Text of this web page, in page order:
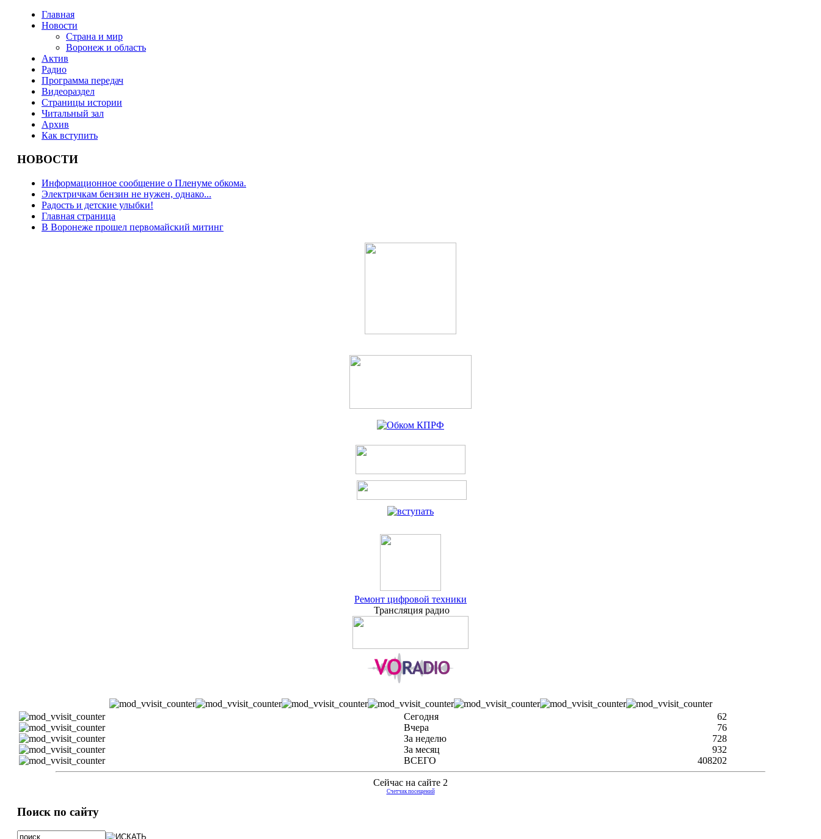
Главная
Новости
Страна и мир
Воронеж и область
Актив
Радио
Программа передач
Видеораздел
Страницы истории
Читальный зал
Архив
Как вступить
НОВОСТИ
Информационное сообщение о Пленуме обкома.
Электричкам бензин не нужен, однако...
Радость и детские улыбки!
Главная страница
В Воронеже прошел первомайский митинг
Ремонт цифровой техники
Трансляция радио
Сегодня
62
Вчера
76
За неделю
728
За месяц
932
ВСЕГО
408202
Сейчас на сайте 2
Счетчик посещений
Поиск по сайту